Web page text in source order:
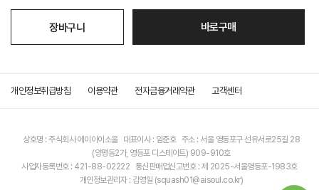
장바구니 바로구매
개인정보취급방침 이용약관 전자금융거래약관 고객센터
상호명 : 주식회사 에이아이소울 대표이사 : 임준호 주소 : 서울 영등포구 선유서로25길 28
(양평동2가, 영등포 디스테이트) 909-910호
사업자등록번호 : 421-88-02222 통신판매업신고번호 : 제 2025-서울영등포-1983호
개인정보관리자 : 김영일 (squash01@aisoul.co.kr)